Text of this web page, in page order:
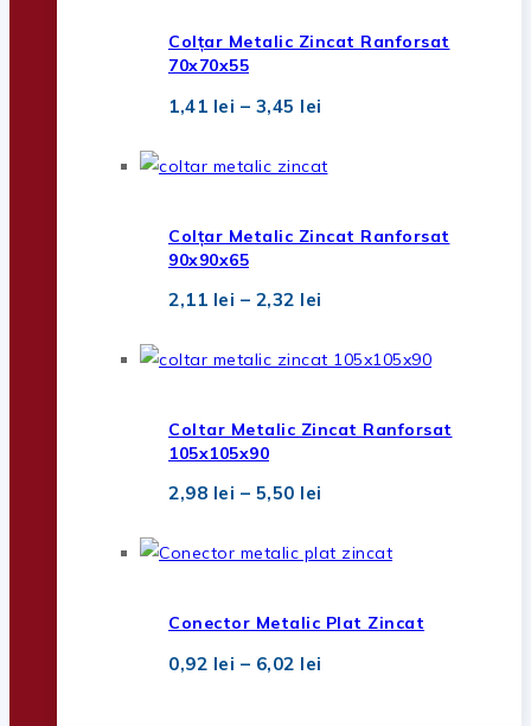
Colțar Metalic Zincat Ranforsat
70x70x55
1,41 lei – 3,45 lei
1,41 lei
3,45 lei
Colțar Metalic Zincat Ranforsat
90x90x65
2,11 lei – 2,32 lei
2,11 lei
2,32 lei
Coltar Metalic Zincat Ranforsat
105x105x90
2,98 lei – 5,50 lei
2,98 lei
5,50 lei
Conector Metalic Plat Zincat
0,92 lei – 6,02 lei